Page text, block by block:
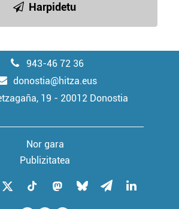
Harpidetu
943-46 72 36
donostia@hitza.eus
19 - 20012 Donostia
Nor gara
Publizitatea